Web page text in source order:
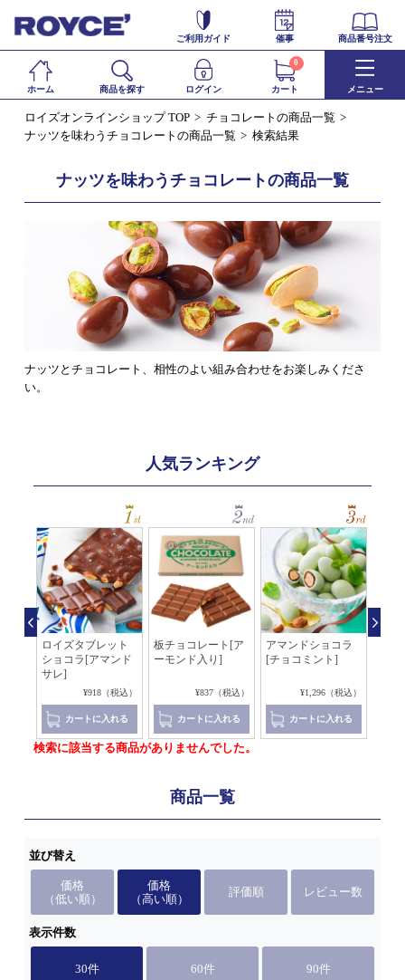
ご利用ガイド 催事 商品番号注文
ホーム 商品を探す ログイン カート
0
メニュー
ロイズオンラインショップ TOP
チョコレートの商品一覧
ナッツを味わうチョコレートの商品一覧
検索結果
ナッツを味わうチョコレートの商品一覧
ナッツとチョコレート、相性のよい組み合わせをお楽しみくださ
い。
人気ランキング
ロイズタブレット
ショコラ[アマンド
サレ]
¥918（税込）
カートに入れる
板チョコレート[ア
ーモンド入り]
¥837（税込）
カートに入れる
アマンドショコラ
[チョコミント]
¥1,296（税込）
カートに入れる
検索に該当する商品がありませんでした。
商品一覧
並び替え
価格
（低い順）
価格
（高い順）
評価順 レビュー数
表示件数
30件 60件 90件